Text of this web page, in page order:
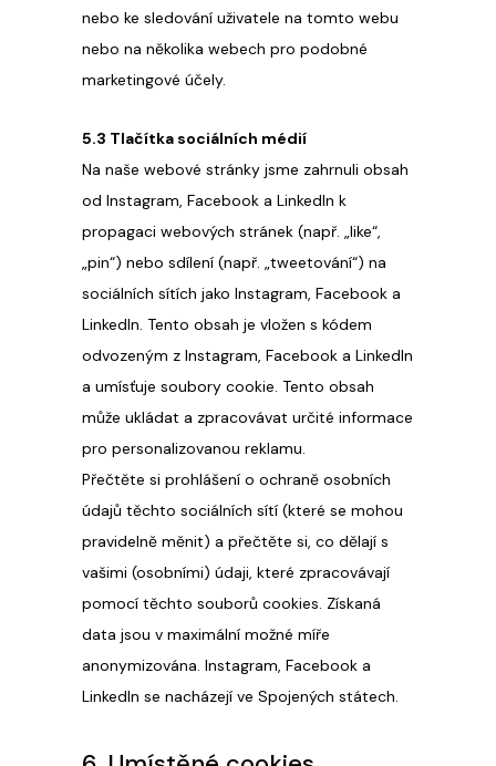
nebo ke sledování uživatele na tomto webu
nebo na několika webech pro podobné
marketingové účely.
5.3 Tlačítka sociálních médií
Na naše webové stránky jsme zahrnuli obsah
od Instagram, Facebook a LinkedIn k
propagaci webových stránek (např. „like“,
„pin“) nebo sdílení (např. „tweetování“) na
sociálních sítích jako Instagram, Facebook a
LinkedIn. Tento obsah je vložen s kódem
odvozeným z Instagram, Facebook a LinkedIn
a umísťuje soubory cookie. Tento obsah
může ukládat a zpracovávat určité informace
pro personalizovanou reklamu.
Přečtěte si prohlášení o ochraně osobních
údajů těchto sociálních sítí (které se mohou
pravidelně měnit) a přečtěte si, co dělají s
vašimi (osobními) údaji, které zpracovávají
pomocí těchto souborů cookies. Získaná
data jsou v maximální možné míře
anonymizována. Instagram, Facebook a
LinkedIn se nacházejí ve Spojených státech.